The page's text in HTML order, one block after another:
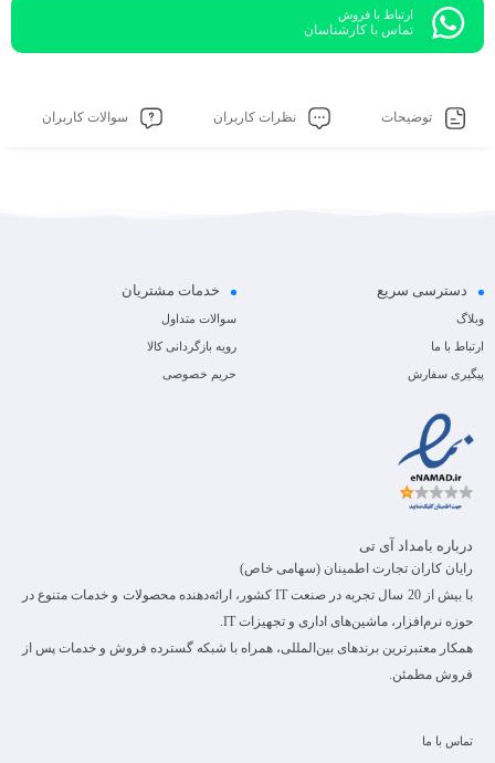
ارتباط با فروش
تماس با کارشناسان
توضیحات نظرات کاربران سوالات کاربران
دسترسی سریع
وبلاگ
ارتباط با ما
پیگیری سفارش
خدمات مشتریان
سوالات متداول
رویه بازگردانی کالا
حریم خصوصی
درباره بامداد آی تی
رایان کاران تجارت اطمینان (سهامی خاص)
با بیش از 20 سال تجربه در صنعت IT کشور، ارائه‌دهنده محصولات و خدمات متنوع در
حوزه نرم‌افزار، ماشین‌های اداری و تجهیزات IT.
همکار معتبرترین برندهای بین‌المللی، همراه با شبکه گسترده فروش و خدمات پس از
فروش مطمئن.
تماس با ما